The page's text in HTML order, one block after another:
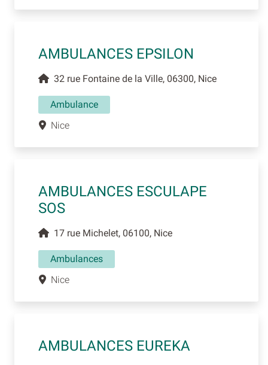
AMBULANCES EPSILON
32 rue Fontaine de la Ville, 06300, Nice
Ambulance
Nice
AMBULANCES ESCULAPE
SOS
17 rue Michelet, 06100, Nice
Ambulances
Nice
AMBULANCES EUREKA